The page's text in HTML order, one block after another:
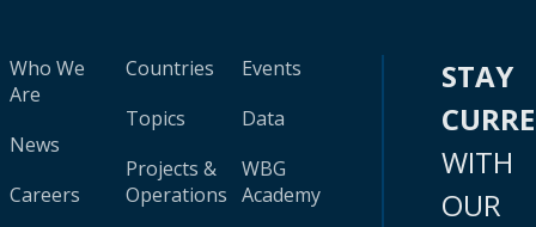
Who We
Are
News
Careers
Countries
Topics
Projects &
Operations
Events
Data
WBG
Academy
STAY
WITH
OUR